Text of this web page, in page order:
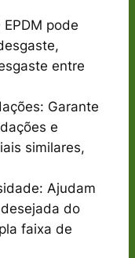
pode
entre
Garante
e
similares,
Ajudam
do
faixa de